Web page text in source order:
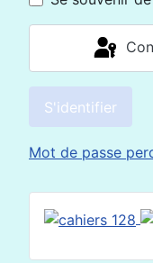
S'identifier
Mot de passe